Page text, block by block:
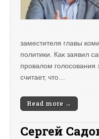
заместителя главы
политики. Как заявил
провалом голосования
считает, что…
Read more →
Сергей